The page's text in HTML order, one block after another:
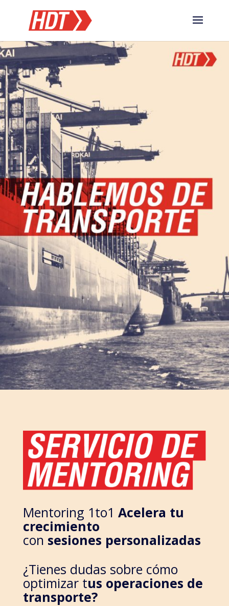
Mentoring 1to1 Acelera tu
crecimiento
con sesiones personalizadas
¿Tienes dudas sobre cómo
optimizar tus operaciones de
transporte?